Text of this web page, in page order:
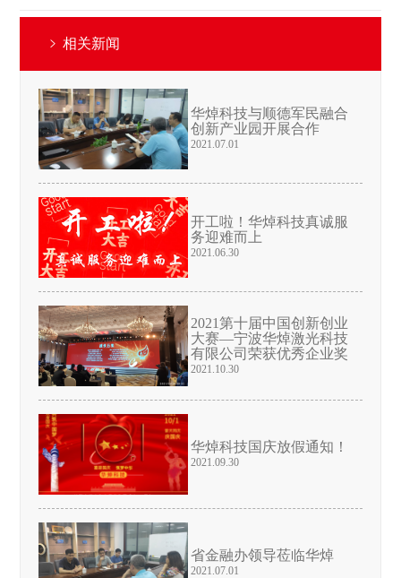
相关新闻
华焯科技与顺德军民融合
创新产业园开展合作
2021.07.01
开工啦！华焯科技真诚服
务迎难而上
2021.06.30
2021第十届中国创新创业
大赛—宁波华焯激光科技
有限公司荣获优秀企业奖
2021.10.30
华焯科技国庆放假通知！
2021.09.30
省金融办领导莅临华焯
2021.07.01